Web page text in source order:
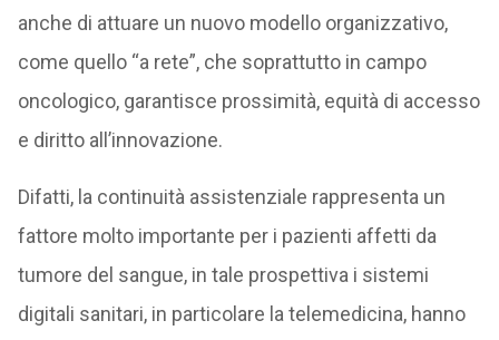
anche di attuare un nuovo modello organizzativo,
come quello “a rete”, che soprattutto in campo
oncologico, garantisce prossimità, equità di accesso
e diritto all’innovazione.
Difatti, la continuità assistenziale rappresenta un
fattore molto importante per i pazienti affetti da
tumore del sangue, in tale prospettiva i sistemi
digitali sanitari, in particolare la telemedicina, hanno